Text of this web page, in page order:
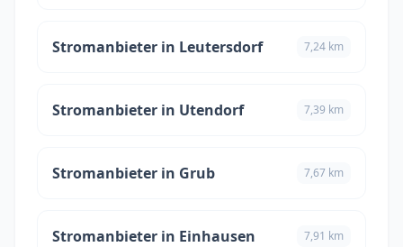
Stromanbieter in Leutersdorf 7,24 km
Stromanbieter in Utendorf 7,39 km
Stromanbieter in Grub 7,67 km
Stromanbieter in Einhausen 7,91 km